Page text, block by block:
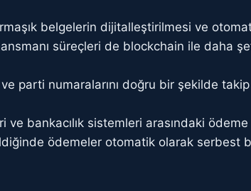
belgelerin dijitalleştirilmesi ve
süreçleri de blockchain ile daha
parti numaralarını doğru bir şekilde
bankacılık sistemleri arasındaki
ödemeler otomatik olarak serbest